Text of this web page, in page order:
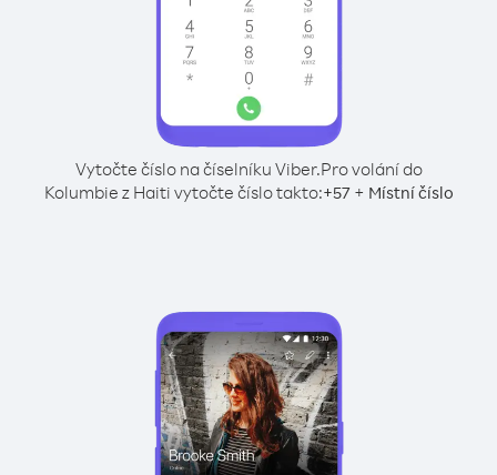
Vytočte číslo na číselníku Viber.Pro volání do
Kolumbie z Haiti vytočte číslo takto:+57+ Místní číslo